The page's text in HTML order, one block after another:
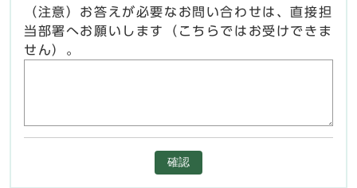
（注意）お答えが必要なお問い合わせは、直接担
当部署へお願いします（こちらではお受けできま
せん）。
確認